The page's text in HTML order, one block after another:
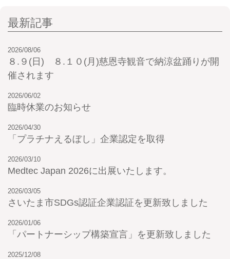
最新記事
2026/08/06
８.９(日) ８.１０(月)慈恩寺観音で納涼盆踊りが開
催されます
2026/06/02
臨時休業のお知らせ
2026/04/30
「プラチナえるぼし」企業認定を取得
2026/03/10
Medtec Japan 2026に出展いたします。
2026/03/05
さいたま市SDGs認証企業認証を更新致しました
2026/01/06
「パートナーシップ構築宣言」を更新致しました
2025/12/08